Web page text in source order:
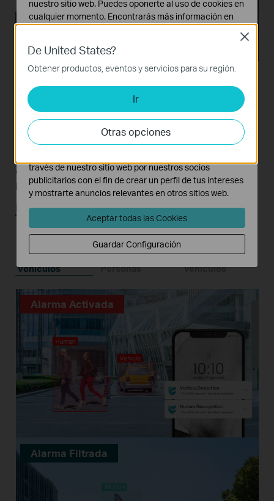
Clasificación de personas y
vehículos
objetos y reciba notificaciones de eventos más
precisas.
Más información sobre la tecnología VIGI AI>>
personas y
vehículos
Sólo
Clasificación
Personas
Clasificación
Vehículos
Alarma Activada
Alarma Filtrada
De United States?
Obtener productos, eventos y servicios para su región.
Ir
Otras opciones
Close
nuestro sitio web. Puedes oponerte al uso de cookies en
cualquier momento. Encontrarás más información en
Cookies Básicas
Estas cookies son necesarias para el funcionamiento
del sitio web y no pueden desactivarse en tu sistema.
Cookies de Análisis y de Marketing
Las cookies de análisis nos permiten analizar tus
actividades en nuestro sitio web con el fin de mejorar y
adaptar la funcionalidad del mismo.
través de nuestro sitio web por nuestros socios
publicitarios con el fin de crear un perfil de tus intereses
y mostrarte anuncios relevantes en otros sitios web.
Aceptar todas las Cookies
Guardar Configuración